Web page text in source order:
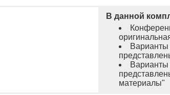
В данной
Варианты
Варианты
материалы"